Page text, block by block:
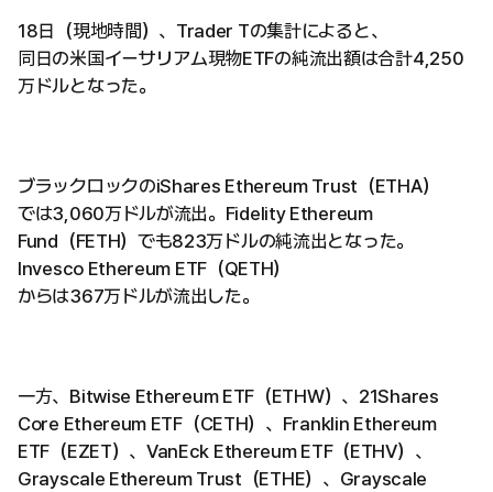
18日（現地時間）、Trader Tの集計によると、
同日の米国イーサリアム現物ETFの純流出額は合計4,250
万ドルとなった。
ブラックロックのiShares Ethereum Trust（ETHA）
では3,060万ドルが流出。Fidelity Ethereum
Fund（FETH）でも823万ドルの純流出となった。
Invesco Ethereum ETF（QETH）
からは367万ドルが流出した。
一方、Bitwise Ethereum ETF（ETHW）、21Shares
Core Ethereum ETF（CETH）、Franklin Ethereum
ETF（EZET）、VanEck Ethereum ETF（ETHV）、
Grayscale Ethereum Trust（ETHE）、Grayscale